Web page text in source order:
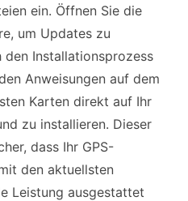
ein. Öffnen Sie die
um Updates zu
Installationsprozess
Anweisungen auf dem
Karten direkt auf Ihr
zu installieren. Dieser
dass Ihr GPS-
den aktuellsten
Leistung ausgestattet